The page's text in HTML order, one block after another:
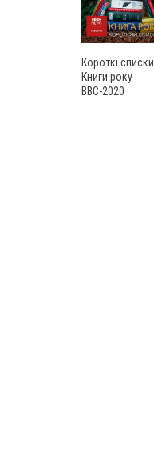
Короткі списки
Книги року
ВВС-2020